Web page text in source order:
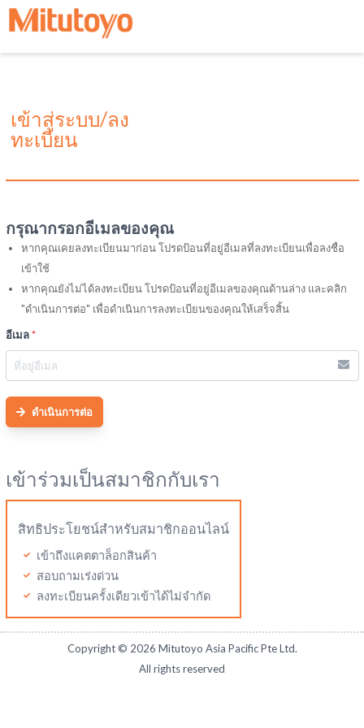
เข้าสู่ระบบ/ลง
ทะเบียน
กรุณากรอกอีเมลของคุณ
หากคุณเคยลงทะเบียนมาก่อน โปรดป้อนที่อยู่อีเมลที่ลงทะเบียนเพื่อลงชื่อ
เข้าใช้
หากคุณยังไม่ได้ลงทะเบียน โปรดป้อนที่อยู่อีเมลของคุณด้านล่าง และคลิก
"ดำเนินการต่อ" เพื่อดำเนินการลงทะเบียนของคุณให้เสร็จสิ้น
อีเมล *
ดำเนินการต่อ
เข้าร่วมเป็นสมาชิกกับเรา
สิทธิประโยชน์สำหรับสมาชิกออนไลน์
เข้าถึงแคตตาล็อกสินค้า
สอบถามเร่งด่วน
ลงทะเบียนครั้งเดียวเข้าได้ไม่จำกัด
Copyright © 2026 Mitutoyo Asia Pacific Pte Ltd.
All rights reserved